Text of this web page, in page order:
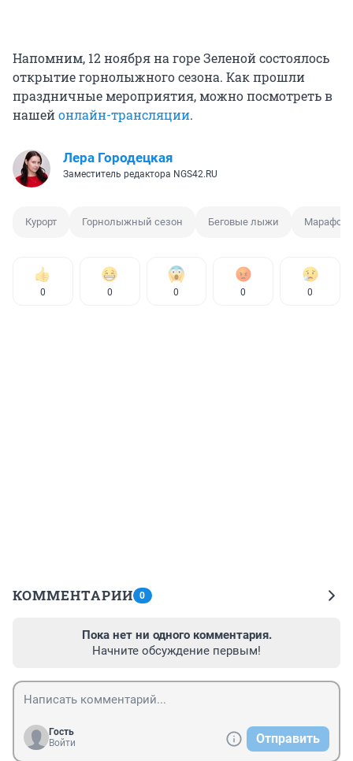
Напомним, 12 ноября на горе Зеленой состоялось
открытие горнолыжного сезона. Как прошли
праздничные мероприятия, можно посмотреть в
нашейонлайн-трансляции.
Лера Городецкая
Заместитель редактора NGS42.RU
Курорт Горнолыжный сезон Беговые лыжи Марафон
0 0 0 0 0
КОММЕНТАРИИ 0
Пока нет ни одного комментария.
Начните обсуждение первым!
Гость
Войти
Отправить